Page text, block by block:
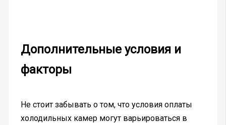
Дополнительные условия и
факторы
Не стоит забывать о том, что условия оплаты
холодильных камер могут варьироваться в